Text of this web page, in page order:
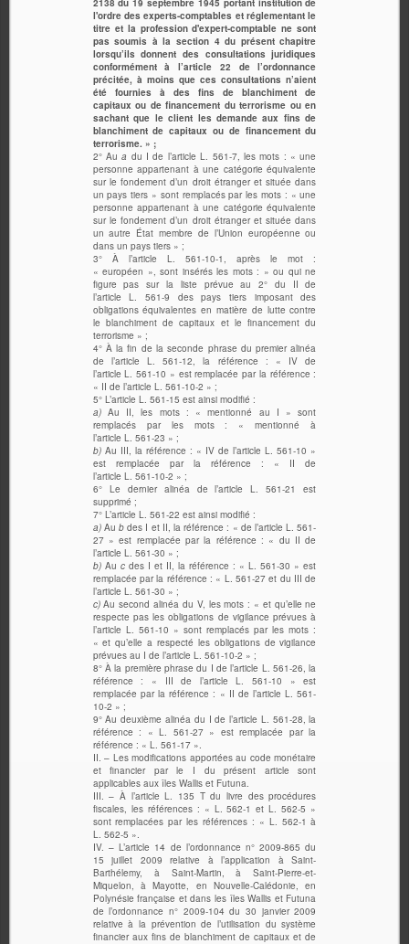
2138 du 19 septembre 1945 portant institution de
l'ordre des experts-comptables et réglementant le
titre et la profession d'expert-comptable ne sont
pas soumis à la section 4 du présent chapitre
lorsqu’ils donnent des consultations juridiques
conformément à l’article 22 de l’ordonnance
précitée, à moins que ces consultations n’aient
été fournies à des fins de blanchiment de
capitaux ou de financement du terrorisme ou en
sachant que le client les demande aux fins de
blanchiment de capitaux ou de financement du
terrorisme. » ;
2° Aua du I de l’article L. 561-7, les mots : « une
personne appartenant à une catégorie équivalente
sur le fondement d’un droit étranger et située dans
un pays tiers » sont remplacés par les mots : « une
personne appartenant à une catégorie équivalente
sur le fondement d’un droit étranger et située dans
un autre État membre de l’Union européenne ou
dans un pays tiers » ;
3° À l’article L. 561-10-1, après le mot :
« européen », sont insérés les mots : » ou qui ne
figure pas sur la liste prévue au 2° du II de
l’article L. 561-9 des pays tiers imposant des
obligations équivalentes en matière de lutte contre
le blanchiment de capitaux et le financement du
terrorisme » ;
4° À la fin de la seconde phrase du premier alinéa
de l’article L. 561-12, la référence : « IV de
l’article L. 561-10 » est remplacée par la référence :
« II de l’article L. 561-10-2 » ;
5° L’article L. 561-15 est ainsi modifié :
a)Au II, les mots : « mentionné au I » sont
remplacés par les mots : « mentionné à
l’article L. 561-23 » ;
b)Au III, la référence : « IV de l’article L. 561-10 »
est remplacée par la référence : « II de
l’article L. 561-10-2 » ;
6° Le dernier alinéa de l’article L. 561-21 est
supprimé ;
7° L’article L. 561-22 est ainsi modifié :
a)Au b des I et II, la référence : « de l’article L. 561-
27 » est remplacée par la référence : « du II de
l’article L. 561-30 » ;
b)Au cdes I et II, la référence : « L. 561-30 » est
remplacée par la référence : « L. 561-27 et du III de
l’article L. 561-30 » ;
c)Au second alinéa du V, les mots : « et qu’elle ne
respecte pas les obligations de vigilance prévues à
l’article L. 561-10 » sont remplacés par les mots :
« et qu’elle a respecté les obligations de vigilance
prévues au I de l’article L. 561-10-2 » ;
8° À la première phrase du I de l’article L. 561-26, la
référence : « III de l’article L. 561-10 » est
remplacée par la référence : « II de l’article L. 561-
10-2 » ;
9° Au deuxième alinéa du I de l’article L. 561-28, la
référence : « L. 561-27 » est remplacée par la
référence : « L. 561-17 ».
II. – Les modifications apportées au code monétaire
et financier par le I du présent article sont
applicables aux îles Wallis et Futuna.
III. – À l’article L. 135 T du livre des procédures
fiscales, les références : « L. 562-1 et L. 562-5 »
sont remplacées par les références : « L. 562-1 à
L. 562-5 ».
IV. – L’article 14 de l’ordonnance n° 2009-865 du
15 juillet 2009 relative à l’application à Saint-
Barthélemy, à Saint-Martin, à Saint-Pierre-et-
Miquelon, à Mayotte, en Nouvelle-Calédonie, en
Polynésie française et dans les îles Wallis et Futuna
de l’ordonnance n° 2009-104 du 30 janvier 2009
relative à la prévention de l’utilisation du système
financier aux fins de blanchiment de capitaux et de